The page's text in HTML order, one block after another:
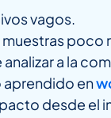
vagos.
muestras poco
a la
aprendido en
desde el